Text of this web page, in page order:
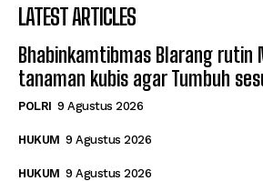
LATEST ARTICLES
Bhabinkamtibmas Blarang rutin
tanaman kubis agar Tumbuh
POLRI 9 Agustus 2026
HUKUM 9 Agustus 2026
HUKUM 9 Agustus 2026